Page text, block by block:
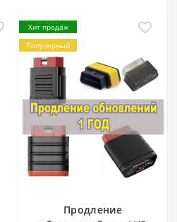
Хит продаж
Популярный
Продление